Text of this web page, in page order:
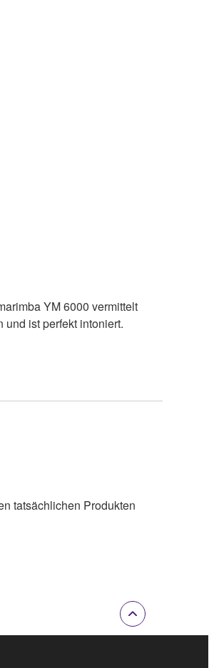
YM 6000 vermittelt
ist perfekt intoniert.
tatsächlichen Produkten